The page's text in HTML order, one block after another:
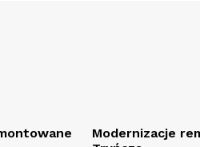
Modernizacje